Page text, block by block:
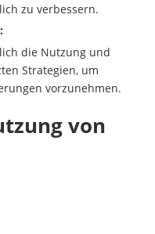
zu verbessern.
die Nutzung und
Strategien, um
vorzunehmen.
von